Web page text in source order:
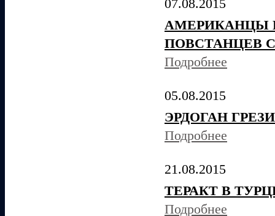
07.08.2015
АМЕРИКАНЦЫ
ПОВСТАНЦЕВ
Подробнее
05.08.2015
ЭРДОГАН
Подробнее
21.08.2015
ТЕРАКТ В
Подробнее